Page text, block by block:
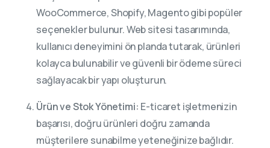
WooCommerce, Shopify, Magento gibi popüler
seçenekler bulunur. Web sitesi tasarımında,
kullanıcı deneyimini ön planda tutarak, ürünleri
kolayca bulunabilir ve güvenli bir ödeme süreci
sağlayacak bir yapı oluşturun.
Ürün ve Stok Yönetimi: E-ticaret işletmenizin
başarısı, doğru ürünleri doğru zamanda
müşterilere sunabilme yeteneğinize bağlıdır.